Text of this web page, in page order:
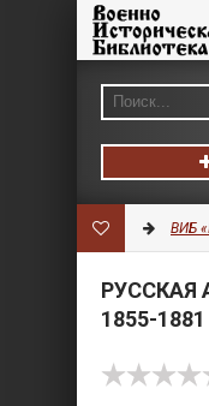
ВИБ
РУССКАЯ
1855-1881